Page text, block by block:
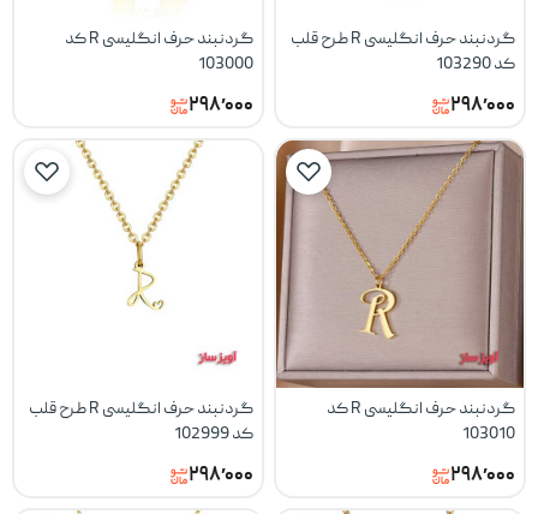
گردنبند حرف انگلیسی R طرح قلب
کد 103290
۲۹۸٬۰۰۰
گردنبند حرف انگلیسی R کد
103000
۲۹۸٬۰۰۰
گردنبند حرف انگلیسی R کد
103010
۲۹۸٬۰۰۰
گردنبند حرف انگلیسی R طرح قلب
کد 102999
۲۹۸٬۰۰۰